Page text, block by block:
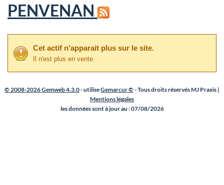
PENVENAN
Cet actif n'apparait plus sur le site.
Il n'est plus en vente.
© 2008-2026 Gemweb 4.3.0- utiliseGemarcur ©- Tous droits réservés MJ Praxis |
Mentions légales
les données sont à jour au : 07/08/2026